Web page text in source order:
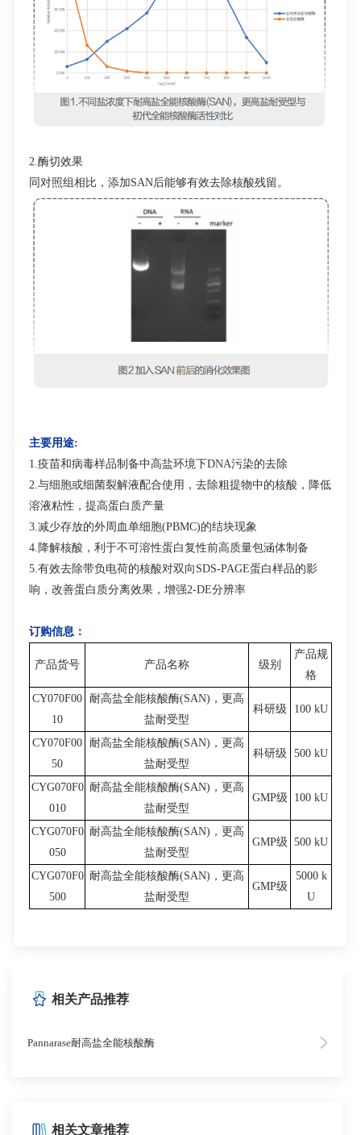
2.酶切效果
同对照组相比，添加SAN后能够有效去除核酸残留。
主要用途:
1.疫苗和病毒样品制备中高盐环境下DNA污染的去除
2.与细胞或细菌裂解液配合使用，去除粗提物中的核酸，降低
溶液粘性，提高蛋白质产量
3.减少存放的外周血单细胞(PBMC)的结块现象
4.降解核酸，利于不可溶性蛋白复性前高质量包涵体制备
5.有效去除带负电荷的核酸对双向SDS-PAGE蛋白样品的影
响，改善蛋白质分离效果，增强2-DE分辨率
订购信息：
产品货号 产品名称 级别
产品规
格
CY070F00
10
耐高盐全能核酸酶(SAN)，更高
盐耐受型
科研级 100 kU
CY070F00
50
耐高盐全能核酸酶(SAN)，更高
盐耐受型
科研级 500 kU
CYG070F0
010
耐高盐全能核酸酶(SAN)，更高
盐耐受型
GMP级 100 kU
CYG070F0
050
耐高盐全能核酸酶(SAN)，更高
盐耐受型
GMP级 500 kU
CYG070F0
500
耐高盐全能核酸酶(SAN)，更高
盐耐受型
GMP级
5000 k
U
相关产品推荐
Pannarase耐高盐全能核酸酶
相关文章推荐